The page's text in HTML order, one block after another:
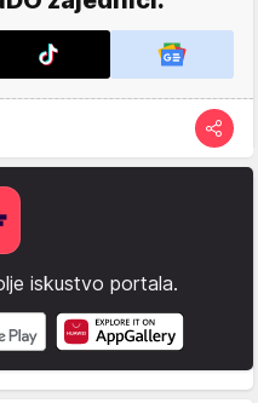
iskustvo portala.